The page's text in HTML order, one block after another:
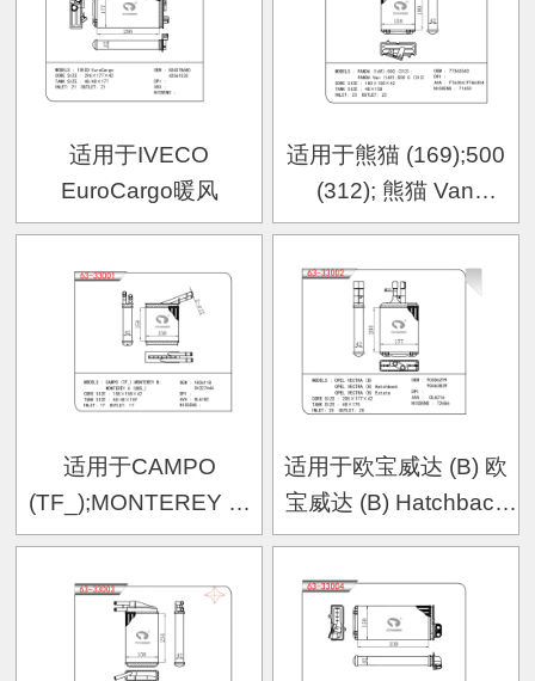
适用于IVECO
EuroCargo暖风
适用于熊猫 (169);500
(312); 熊猫 Van
(169);500 C (312)暖风
适用于CAMPO
(TF_);MONTEREY B;
MONTEREY A (UBS_)
适用于欧宝威达 (B) 欧
宝威达 (B) Hatchback
欧宝威达 (B) Estate暖风